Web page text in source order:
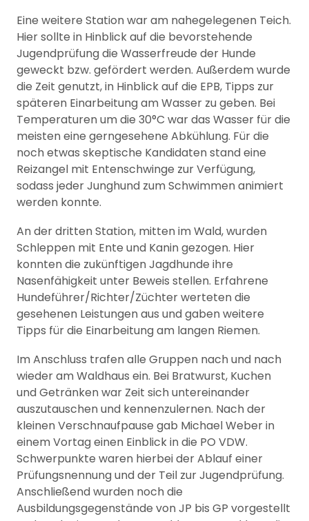
Eine weitere Station war am nahegelegenen Teich.
Hier sollte in Hinblick auf die bevorstehende
Jugendprüfung die Wasserfreude der Hunde
geweckt bzw. gefördert werden. Außerdem wurde
die Zeit genutzt, in Hinblick auf die EPB, Tipps zur
späteren Einarbeitung am Wasser zu geben. Bei
Temperaturen um die 30°C war das Wasser für die
meisten eine gerngesehene Abkühlung. Für die
noch etwas skeptische Kandidaten stand eine
Reizangel mit Entenschwinge zur Verfügung,
sodass jeder Junghund zum Schwimmen animiert
werden konnte.
An der dritten Station, mitten im Wald, wurden
Schleppen mit Ente und Kanin gezogen. Hier
konnten die zukünftigen Jagdhunde ihre
Nasenfähigkeit unter Beweis stellen. Erfahrene
Hundeführer/Richter/Züchter werteten die
gesehenen Leistungen aus und gaben weitere
Tipps für die Einarbeitung am langen Riemen.
Im Anschluss trafen alle Gruppen nach und nach
wieder am Waldhaus ein. Bei Bratwurst, Kuchen
und Getränken war Zeit sich untereinander
auszutauschen und kennenzulernen. Nach der
kleinen Verschnaufpause gab Michael Weber in
einem Vortag einen Einblick in die PO VDW.
Schwerpunkte waren hierbei der Ablauf einer
Prüfungsnennung und der Teil zur Jugendprüfung.
Anschließend wurden noch die
Ausbildungsgegenstände von JP bis GP vorgestellt